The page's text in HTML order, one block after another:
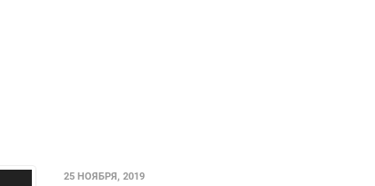
25 НОЯБРЯ, 2019